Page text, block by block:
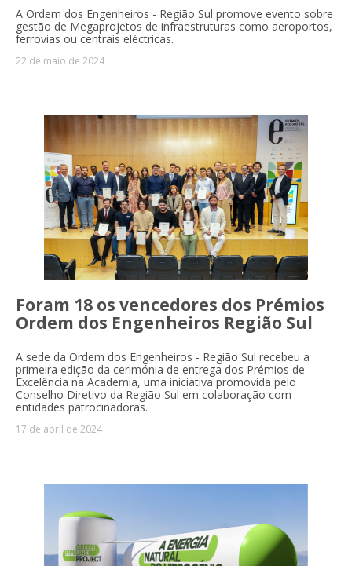
A Ordem dos Engenheiros - Região Sul promove evento sobre
gestão de Megaprojetos de infraestruturas como aeroportos,
ferrovias ou centrais eléctricas.
22 de maio de 2024
Foram 18 os vencedores dos Prémios
Ordem dos Engenheiros Região Sul
A sede da Ordem dos Engenheiros - Região Sul recebeu a
primeira edição da cerimónia de entrega dos Prémios de
Excelência na Academia, uma iniciativa promovida pelo
Conselho Diretivo da Região Sul em colaboração com
entidades patrocinadoras.
17 de abril de 2024